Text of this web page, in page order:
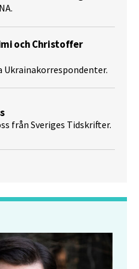
och Christoffer
Ukrainakorrespondenter.
från Sveriges Tidskrifter.